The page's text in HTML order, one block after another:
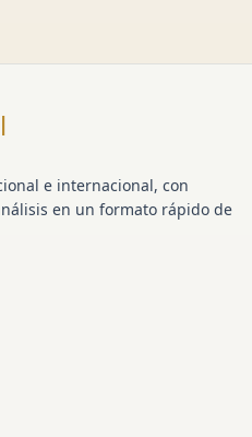
e internacional, con
en un formato rápido de